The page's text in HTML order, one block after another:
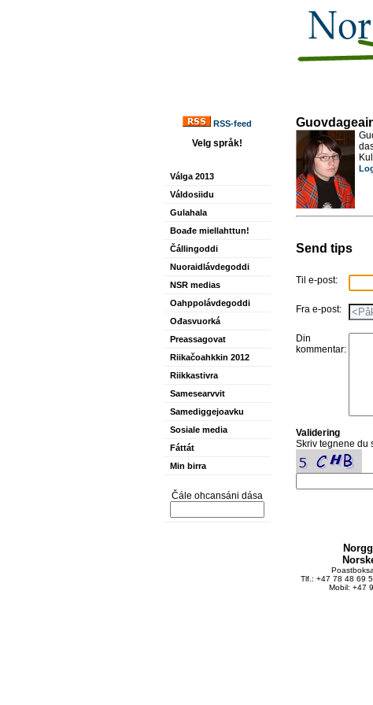
RSS-feed
Velg språk!
Válga 2013
Váldosiidu
Gulahala
Boađe miellahttun!
Čállingoddi
Nuoraidlávdegoddi
NSR medias
Oahppolávdegoddi
Ođasvuorká
Preassagovat
Riikačoahkkin 2012
Riikkastivra
Samesearvvit
Samediggejoavku
Sosiale media
Fáttát
Min birra
Čále ohcansáni dása
Send tips
Til e-post:
Fra e-post:
Din
kommentar:
Validering
Skriv tegnene du
Tlf.: +47 78 48 69
Mobil: +47